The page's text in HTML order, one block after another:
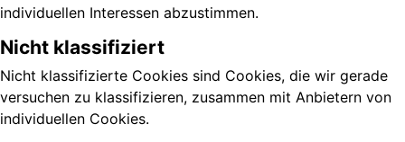
individuellen Interessen abzustimmen.
Nicht klassifiziert
Nicht klassifizierte Cookies sind Cookies, die wir gerade
versuchen zu klassifizieren, zusammen mit Anbietern von
individuellen Cookies.